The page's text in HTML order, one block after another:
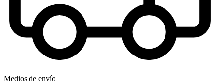
Medios de envío